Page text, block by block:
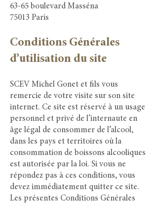
63-65 boulevard Masséna
75013 Paris
Conditions Générales
d’utilisation du site
SCEV Michel Gonet et fils vous
remercie de votre visite sur son site
internet. Ce site est réservé à un usage
personnel et privé de l’internaute en
âge légal de consommer de l’alcool,
dans les pays et territoires où la
consommation de boissons alcooliques
est autorisée par la loi. Si vous ne
répondez pas à ces conditions, vous
devez immédiatement quitter ce site.
Les présentes Conditions Générales